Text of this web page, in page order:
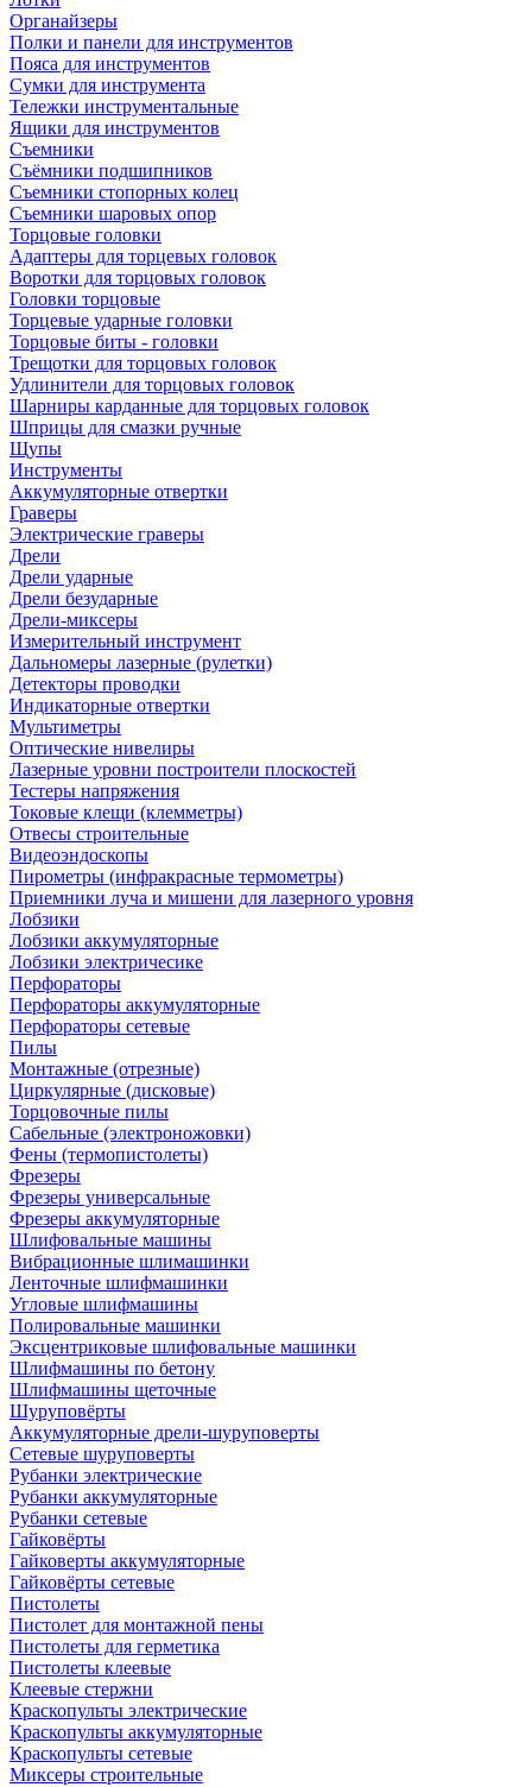
Органайзеры
Полки и панели для инструментов
Пояса для инструментов
Сумки для инструмента
Тележки инструментальные
Ящики для инструментов
Съемники
Съёмники подшипников
Съемники стопорных колец
Съемники шаровых опор
Торцовые головки
Адаптеры для торцевых головок
Воротки для торцовых головок
Головки торцовые
Торцевые ударные головки
Торцовые биты - головки
Трещотки для торцовых головок
Удлинители для торцовых головок
Шарниры карданные для торцовых головок
Шприцы для смазки ручные
Щупы
Инструменты
Аккумуляторные отвертки
Граверы
Электрические граверы
Дрели
Дрели ударные
Дрели безударные
Дрели-миксеры
Измерительный инструмент
Дальномеры лазерные (рулетки)
Детекторы проводки
Индикаторные отвертки
Мультиметры
Оптические нивелиры
Лазерные уровни построители плоскостей
Тестеры напряжения
Токовые клещи (клемметры)
Отвесы строительные
Видеоэндоскопы
Пирометры (инфракрасные термометры)
Приемники луча и мишени для лазерного уровня
Лобзики
Лобзики аккумуляторные
Лобзики электричесике
Перфораторы
Перфораторы аккумуляторные
Перфораторы сетевые
Пилы
Монтажные (отрезные)
Циркулярные (дисковые)
Торцовочные пилы
Сабельные (электроножовки)
Фены (термопистолеты)
Фрезеры
Фрезеры универсальные
Фрезеры аккумуляторные
Шлифовальные машины
Вибрационные шлимашинки
Ленточные шлифмашинки
Угловые шлифмашины
Полировальные машинки
Эксцентриковые шлифовальные машинки
Шлифмашины по бетону
Шлифмашины щеточные
Шуруповёрты
Аккумуляторные дрели-шуруповерты
Сетевые шуруповерты
Рубанки электрические
Рубанки аккумуляторные
Рубанки сетевые
Гайковёрты
Гайковерты аккумуляторные
Гайковёрты сетевые
Пистолеты
Пистолет для монтажной пены
Пистолеты для герметика
Пистолеты клеевые
Клеевые стержни
Краскопульты электрические
Краскопульты аккумуляторные
Краскопульты сетевые
Миксеры строительные